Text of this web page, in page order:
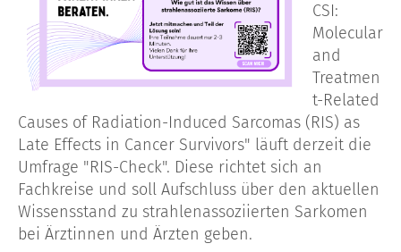
CSI:
Molecular
and
Treatmen
t-Related
Causes of Radiation-Induced Sarcomas (RIS) as
Late Effects in Cancer Survivors" läuft derzeit die
Umfrage "RIS-Check". Diese richtet sich an
Fachkreise und soll Aufschluss über den aktuellen
Wissensstand zu strahlenassoziierten Sarkomen
bei Ärztinnen und Ärzten geben.